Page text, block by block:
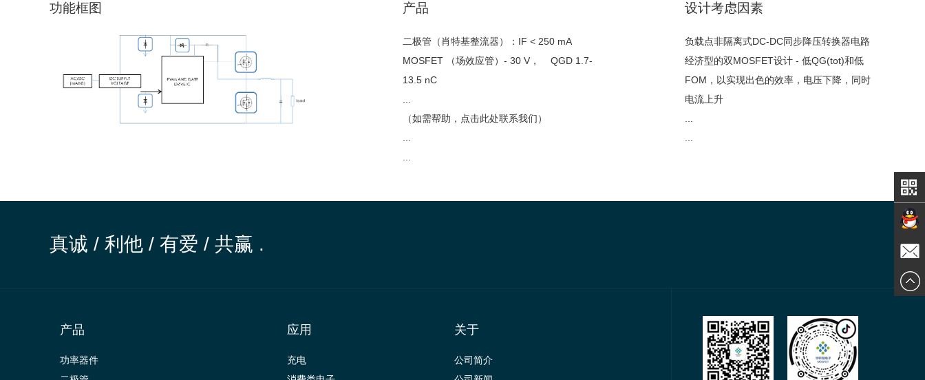
功能框图 产品
二极管（肖特基整流器）
：IF < 250 mA
MOSFET （场效应管） - 30 V， QGD 1.7-
13.5 nC
（如需帮助，点击此处联系我们）
设计考虑因素
负载点非隔离式DC-DC同步降压转换器电路
经济型的双MOSFET设计 - 低QG(tot)和低
FOM，以实现出色的效率，电压下降，同时
电流上升
真诚 / 利他 / 有爱 / 共赢 .
产品
功率器件
应用
充电
关于
公司简介
在线交
谈
发送邮